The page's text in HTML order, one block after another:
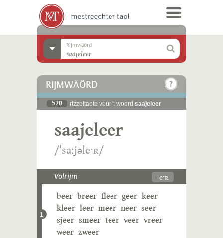
Rijmwäörd
RIJMWÄÖRD
520 rizzeltaote veur 't woord saajeleer
saajeleer
/ˈsaːjəleˑʀ/
Volrijm -eˑʀ
1
beer breer fleer geer keer
kleer leer meer neer seer
sjeer smeer teer veer vreer
weer zweer